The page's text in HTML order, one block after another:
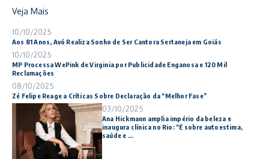
Veja Mais
10/10/2025
Aos 81 Anos, Avó Realiza Sonho de Ser Cantora Sertaneja em Goiás
10/10/2025
MP Processa WePink de Virginia por Publicidade Enganosa e 120 Mil
Reclamações
08/10/2025
Zé Felipe Reage a Críticas Sobre Declaração da “Melhor Fase”
03/10/2025
Ana Hickmann amplia império da beleza e
inaugura clínica no Rio: “É sobre autoestima,
saúde e ...